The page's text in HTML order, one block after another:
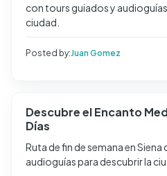
con tours guiados y
ciudad.
Posted by:Juan Gomez
Descubre el Encanto
Días
Ruta de fin de semana en
audioguías para descubrir la